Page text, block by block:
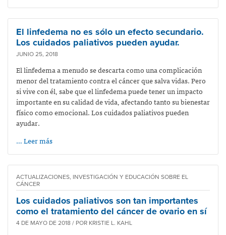
El linfedema no es sólo un efecto secundario.
Los cuidados paliativos pueden ayudar.
JUNIO 25, 2018
El linfedema a menudo se descarta como una complicación
menor del tratamiento contra el cáncer que salva vidas. Pero
si vive con él, sabe que el linfedema puede tener un impacto
importante en su calidad de vida, afectando tanto su bienestar
físico como emocional. Los cuidados paliativos pueden
ayudar.
… Leer más
ACTUALIZACIONES, INVESTIGACIÓN Y EDUCACIÓN SOBRE EL
CÁNCER
Los cuidados paliativos son tan importantes
como el tratamiento del cáncer de ovario en sí
4 DE MAYO DE 2018 / POR KRISTIE L. KAHL